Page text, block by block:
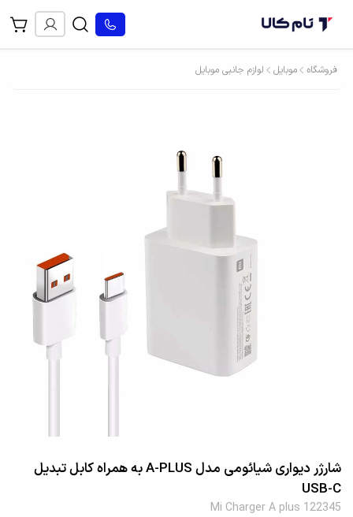
لوازم جانبی موبایل موبایل فروشگاه
شارژر دیواری شیائومی مدل A-PLUS به همراه کابل تبدیل
USB-C
Mi Charger A plus 122345